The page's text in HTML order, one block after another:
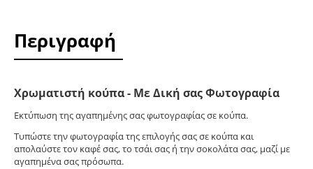
Περιγραφή
Χρωματιστή κούπα - Με Δική σας Φωτογραφία
Εκτύπωση της αγαπημένης σας φωτογραφίας σε κούπα.
Tυπώστε την φωτογραφία της επιλογής σας σε κούπα και
απολαύστε τον καφέ σας, το τσάι σας ή την σοκολάτα σας, μαζί με
αγαπημένα σας πρόσωπα.